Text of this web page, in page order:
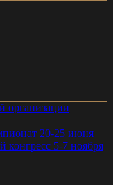
организации
20-25 июня
5-7 ноября